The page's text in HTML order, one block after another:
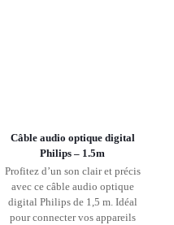
Câble audio optique digital
Philips – 1.5m
Profitez d’un son clair et précis
avec ce câble audio optique
digital Philips de 1,5 m. Idéal
pour connecter vos appareils